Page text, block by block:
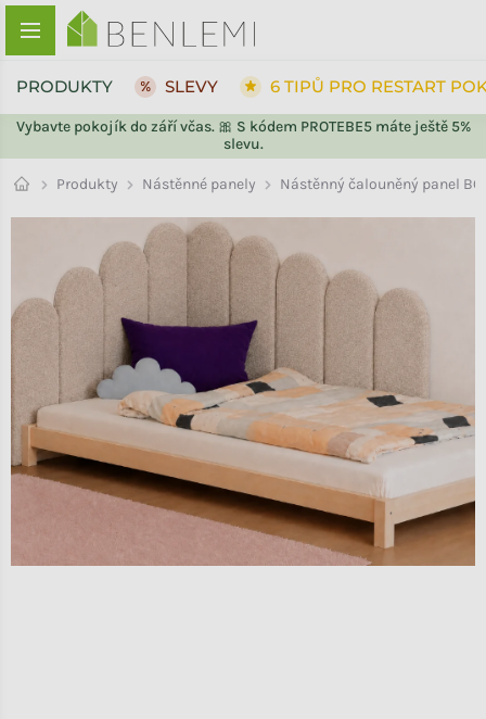
Přejít na obsah
Vybavte pokojík do září včas. 🎀 S kódem PROTEBE5 máte ještě 5%
slevu.
PRODUKTY SLEVY 6 TIPŮ PRO RESTART
Produkty Nástěnné panely Nástěnný čalouněný panel
ZPĚT DO OBCHODU
ZPĚT DO OBCHODU